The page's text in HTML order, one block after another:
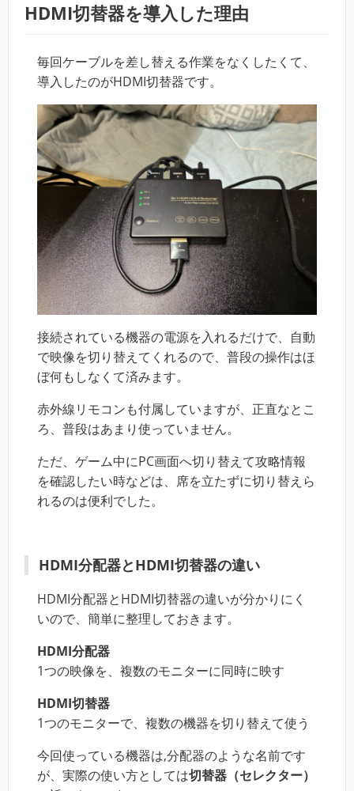
HDMI切替器を導入した理由
毎回ケーブルを差し替える作業をなくしたくて、
導入したのがHDMI切替器です。
接続されている機器の電源を入れるだけで、自動
で映像を切り替えてくれるので、普段の操作はほ
ぼ何もしなくて済みます。
赤外線リモコンも付属していますが、正直なとこ
ろ、普段はあまり使っていません。
ただ、ゲーム中にPC画面へ切り替えて攻略情報
を確認したい時などは、席を立たずに切り替えら
れるのは便利でした。
HDMI分配器とHDMI切替器の違い
HDMI分配器とHDMI切替器の違いが分かりにく
いので、簡単に整理しておきます。
HDMI分配器
1つの映像を、複数のモニターに同時に映す
HDMI切替器
1つのモニターで、複数の機器を切り替えて使う
今回使っている機器は,分配器のような名前です
が、実際の使い方としては切替器（セレクター）